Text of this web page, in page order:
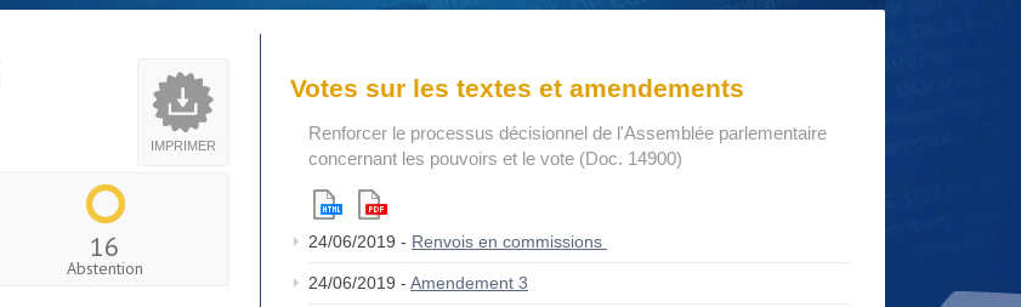
IMPRIMER
16
Abstention
Votes sur les textes et amendements
Renforcer le processus décisionnel de l'Assemblée parlementaire
concernant les pouvoirs et le vote (Doc. 14900)
24/06/2019 - Renvois en commissions
24/06/2019 - Amendement 3